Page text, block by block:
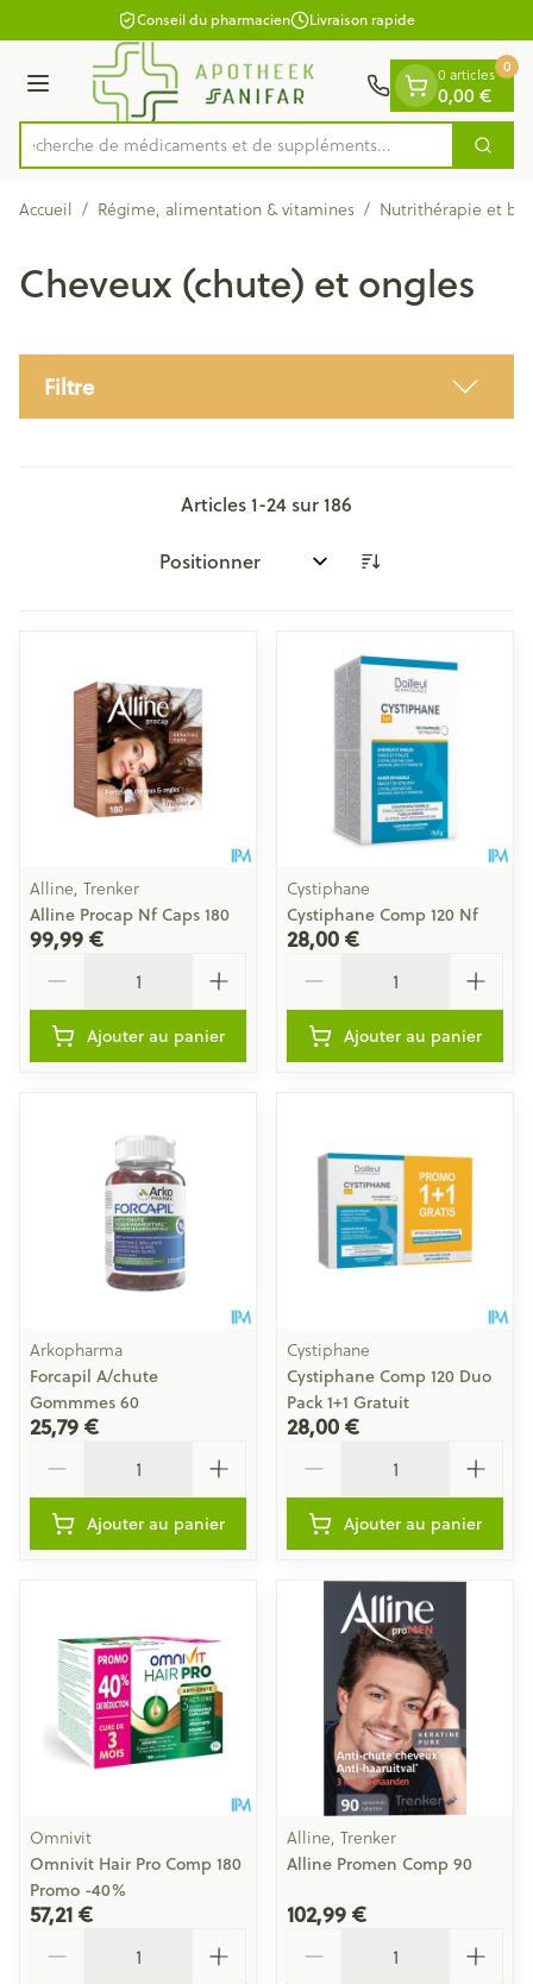
Aller au contenu
1 de 1Conseil du pharmacien Livraison rapide
Menu
Rechercher
Recherche de médicaments et de sup
0 articles
0,00 €
0
Accueil / Régime, alimentation & vitamines / Nutrithérapie et
Cheveux (chute) et ongles
Filtre
Articles1-24sur186
Trier par:
Alline, Trenker
Alline Procap Nf Caps 180
99,99 €
Ajouter au panier
Cystiphane
Cystiphane Comp 120 Nf
28,00 €
Ajouter au panier
Arkopharma
Forcapil A/chute
Gommmes 60
25,79 €
Ajouter au panier
Cystiphane
Cystiphane Comp 120 Duo
Pack 1+1 Gratuit
28,00 €
Ajouter au panier
Omnivit
Omnivit Hair Pro Comp 180
Promo -40%
57,21 €
Alline, Trenker
Alline Promen Comp 90
102,99 €